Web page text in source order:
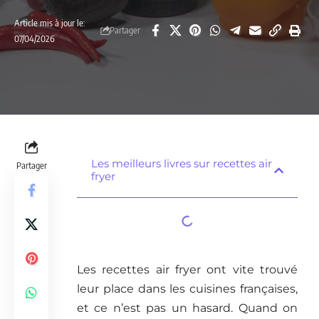
Article mis à jour le:
07/04/2026
Partager
Partager
Les meilleurs livres sur recettes air
fryer
Les recettes air fryer ont vite trouvé
leur place dans les cuisines françaises,
et ce n’est pas un hasard. Quand on